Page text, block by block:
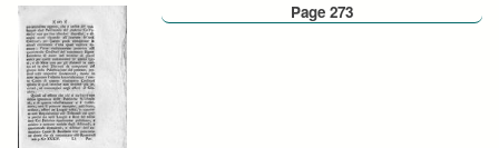
Page 273